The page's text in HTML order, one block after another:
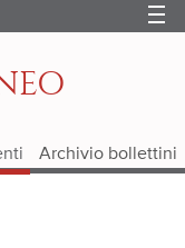
Archivio bollettini